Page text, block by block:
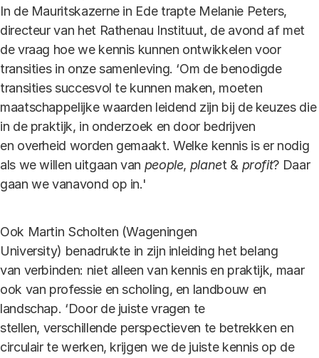
In de Mauritskazerne in Ede trapte Melanie Peters,
directeur van het Rathenau Instituut, de avond af met
de vraag hoe we kennis kunnen ontwikkelen voor
transities in onze samenleving. ‘Om de benodigde
transities succesvol te kunnen maken, moeten
maatschappelijke waarden leidend zijn bij de keuzes die
in de praktijk, in onderzoek en door bedrijven
en overheid worden gemaakt. Welke kennis is er nodig
als we willen uitgaan van people, planet & profit? Daar
gaan we vanavond op in.'
Ook Martin Scholten (Wageningen
University) benadrukte in zijn inleiding het belang
van verbinden: niet alleen van kennis en praktijk, maar
ook van professie en scholing, en landbouw en
landschap. ‘Door de juiste vragen te
stellen, verschillende perspectieven te betrekken en
circulair te werken, krijgen we de juiste kennis op de